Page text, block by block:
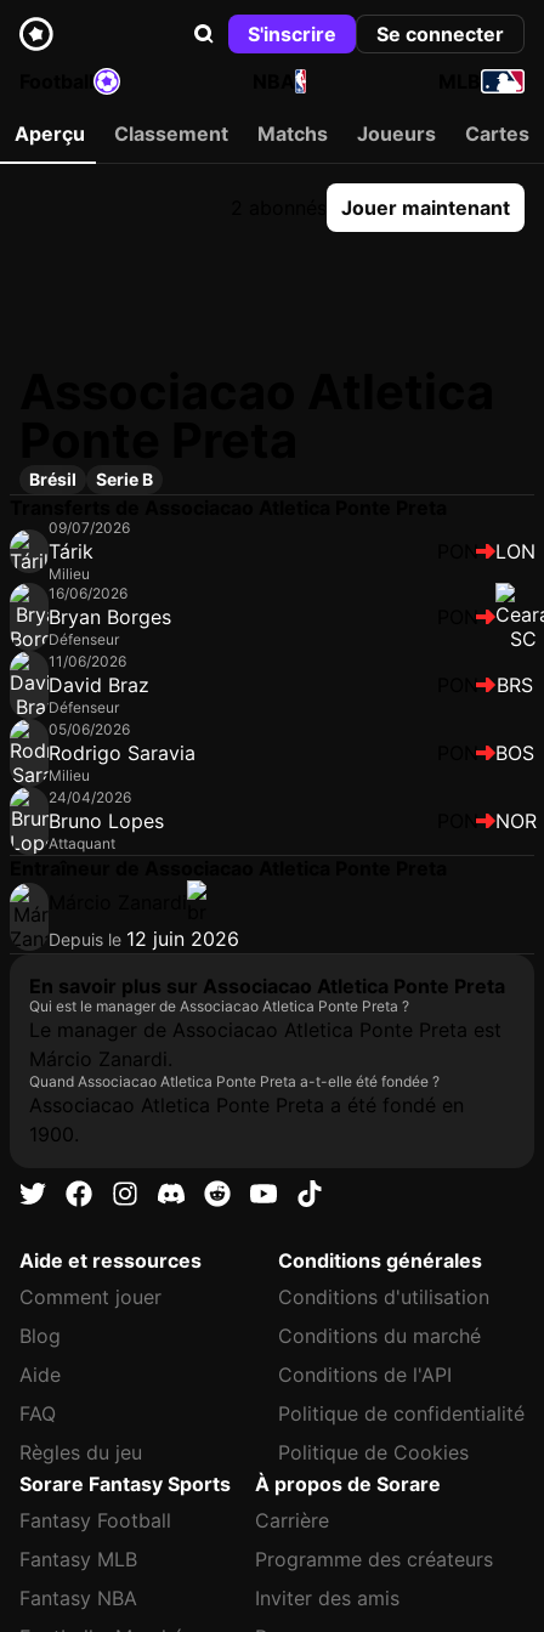
S'inscrire
Se connecter
NBA
Aperçu Classement Matchs Joueurs Cartes
Jouer maintenant
Brésil Serie B
09/07/2026
Tárik
Milieu
PON LON
16/06/2026
Bryan Borges
Défenseur
PON
11/06/2026
David Braz
Défenseur
PON BRS
05/06/2026
Rodrigo Saravia
Milieu
PON BOS
24/04/2026
Bruno Lopes
Attaquant
PON
NOR
Depuis le 12 juin 2026
En savoir plus sur Associacao Atletica Ponte Preta
Qui est le manager de Associacao Atletica Ponte Preta ?
Le manager de Associacao Atletica Ponte Preta est
Márcio Zanardi.
Quand Associacao Atletica Ponte Preta a-t-elle été fondée ?
Associacao Atletica Ponte Preta a été fondé en
1900.
Aide et ressources
Comment jouer
Blog
Aide
FAQ
Règles du jeu
Conditions générales
Conditions d'utilisation
Conditions du marché
Conditions de l'API
Politique de confidentialité
Politique de Cookies
Sorare Fantasy Sports
Fantasy Football
Fantasy MLB
Fantasy NBA
À propos de Sorare
Carrière
Programme des créateurs
Inviter des amis